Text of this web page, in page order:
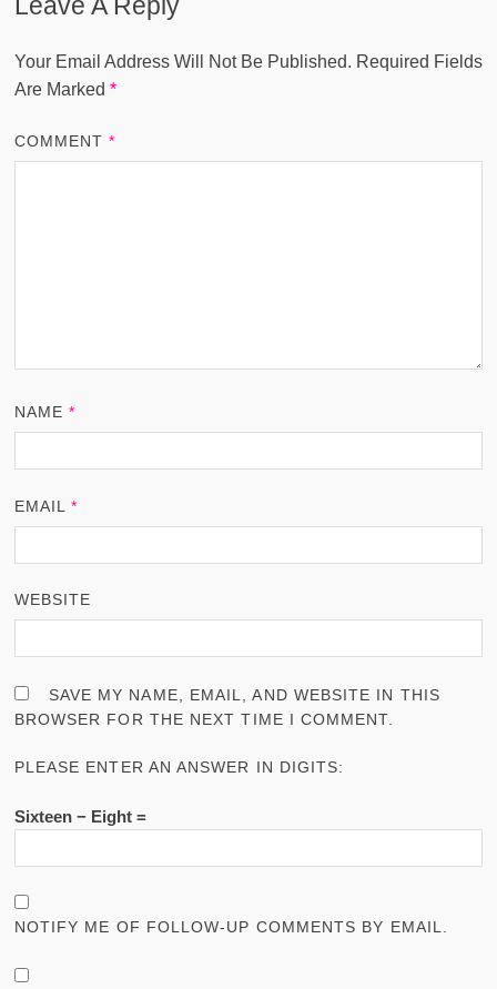
Your Email Address Will Not Be Published. Required Fields
Are Marked *
COMMENT*
NAME*
EMAIL*
WEBSITE
SAVE MY NAME, EMAIL, AND WEBSITE IN THIS
BROWSER FOR THE NEXT TIME I COMMENT.
PLEASE ENTER AN ANSWER IN DIGITS:
Sixteen − Eight =
NOTIFY ME OF FOLLOW-UP COMMENTS BY EMAIL.